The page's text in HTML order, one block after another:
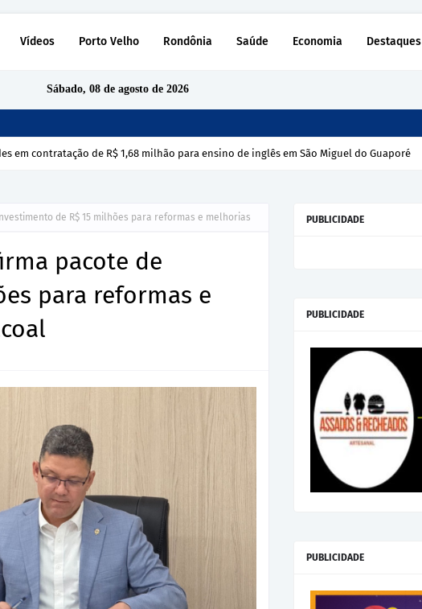
Vídeos Porto Velho Rondônia Saúde Economia Destaques
Sábado, 08 de agosto de 2026
em contratação de R$ 1,68 milhão para ensino de inglês em São Miguel do Guaporé
de R$ 15 milhões para reformas e melhorias
pacote de
para reformas e
PUBLICIDADE
PUBLICIDADE
PUBLICIDADE